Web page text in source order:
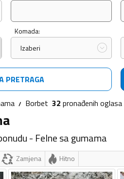
Komada:
Izaberi
PRETRAGA
Borbet 32 pronađenih oglasa
- Felne sa gumama
Zamjena Hitno